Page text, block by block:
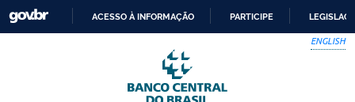
Skip to main content
PARA
O
CONTEÚDO
ACESSO À INFORMAÇÃO PARTICIPE
ENGLISH